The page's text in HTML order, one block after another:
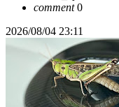
comment0
2026/08/04 23:11